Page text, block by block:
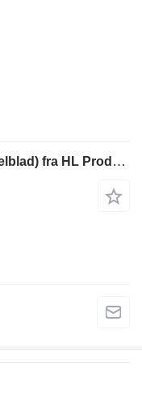
YPV Andre YPV vegsladd (veihøvelblad) fra HL Produkter